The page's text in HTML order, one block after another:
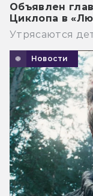
Объявлен
Циклопа в
Утрясаются
Новости